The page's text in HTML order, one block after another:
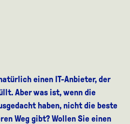
einen IT-Anbieter, der
Aber was ist, wenn die
haben, nicht die beste
Weg gibt? Wollen Sie einen